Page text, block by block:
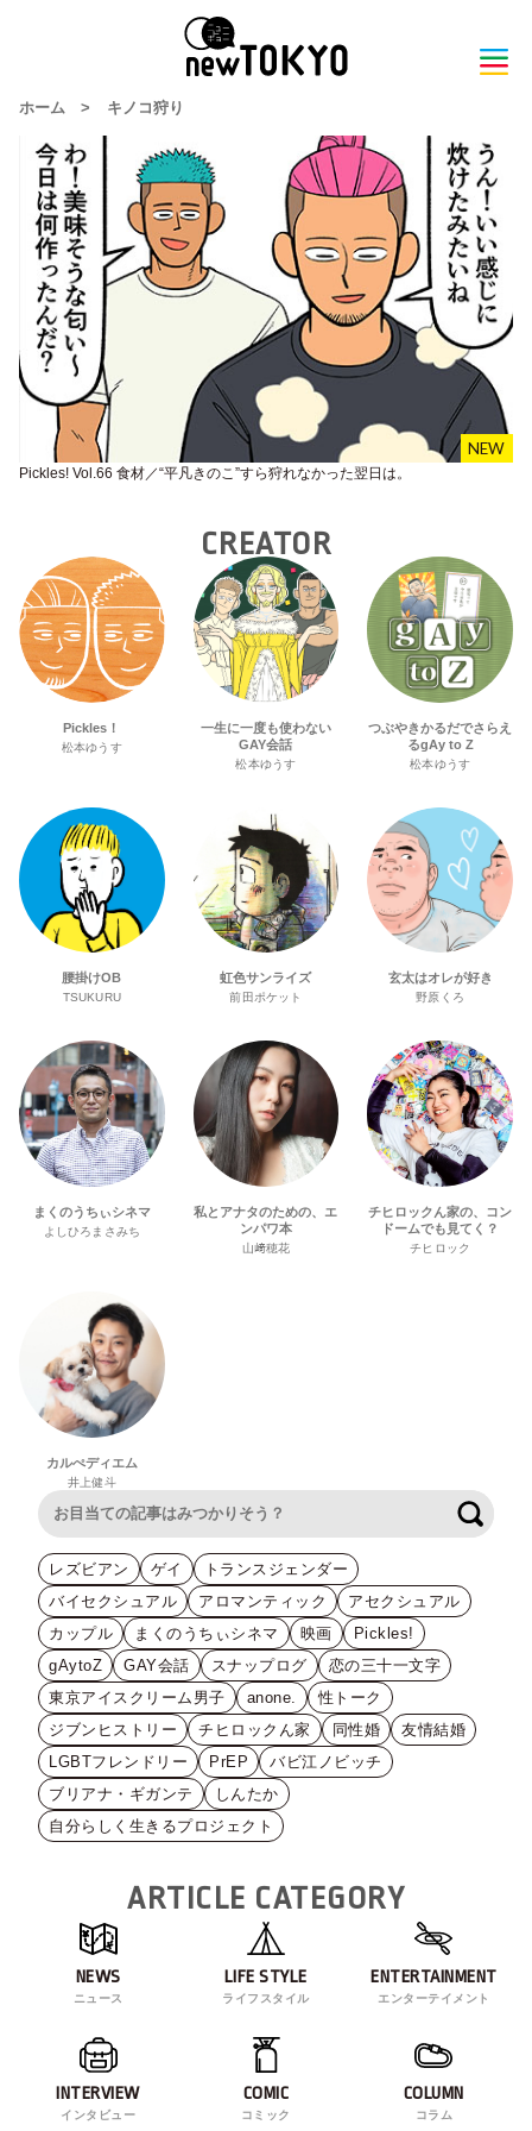
ホーム > キノコ狩り
Pickles! Vol.66 食材／“平凡きのこ”すら狩れなかった翌日は。
CREATOR
Pickles！
松本ゆうす
一生に一度も使わない
GAY会話
松本ゆうす
つぶやきかるだでさらえ
るgAy to Z
松本ゆうす
腰掛けOB
TSUKURU
虹色サンライズ
前田ポケット
玄太はオレが好き
野原くろ
まくのうちぃシネマ
よしひろまさみち
私とアナタのための、エ
ンパワ本
山﨑穂花
チヒロックん家の、コン
ドームでも見てく？
チヒロック
カルぺディエム
井上健斗
レズビアン ゲイ
トランスジェンダー
バイセクシュアル
アロマンティック
アセクシュアル
カップル
まくのうちぃシネマ 映画
Pickles!
gAytoZ
GAY会話 スナップログ
恋の三十一文字
東京アイスクリーム男子
anone.
性トーク
ジブンヒストリー
チヒロックん家 同性婚
友情結婚
LGBTフレンドリー
PrEP
バビ江ノビッチ
ブリアナ・ギガンテ
しんたか
自分らしく生きるプロジェクト
ARTICLE CATEGORY
NEWS
ニュース
LIFE STYLE
ライフスタイル
ENTERTAINMENT
エンターテイメント
INTERVIEW
インタビュー
COMIC
コミック
COLUMN
コラム